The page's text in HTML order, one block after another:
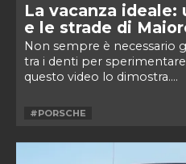
La vacanza ideale:
e le strade di
Non sempre è necessario
tra i denti per sperimentare
questo video lo dimostra....
#PORSCHE